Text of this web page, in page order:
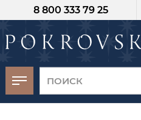
8 800 333 79 25
-30%
от 15 дней с
момента оплаты